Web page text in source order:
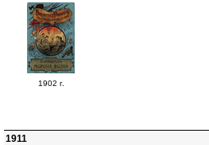
1902 г.
1911